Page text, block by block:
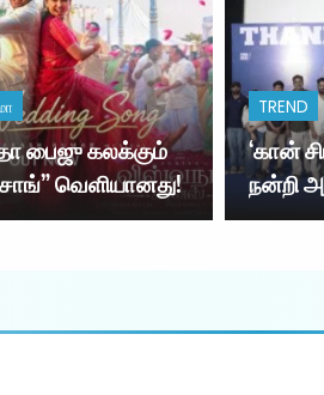
மற்றும்
பைஜு கலக்கும்
வெளியானது!
TREND
‘கான்
நன்றி